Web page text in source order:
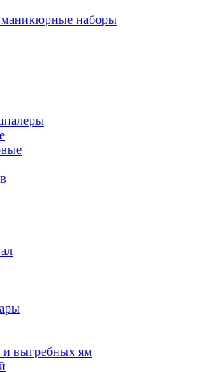
маникюрные наборы
и выгребных ям